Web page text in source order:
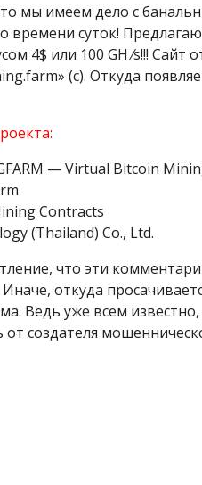
мы имеем дело с
времени суток!
4$ или 100 GH ⁄s!!!
(с). Откуда
— Virtual Bitcoin
Contracts
(Thailand) Co., Ltd.
что эти
откуда
Ведь уже всем
создателя